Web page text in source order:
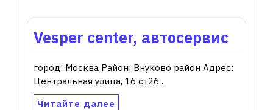
Vesper center, автосервис
город: Москва Район: Внуково район Адрес:
Центральная улица, 16 ст26…
Читайте далее